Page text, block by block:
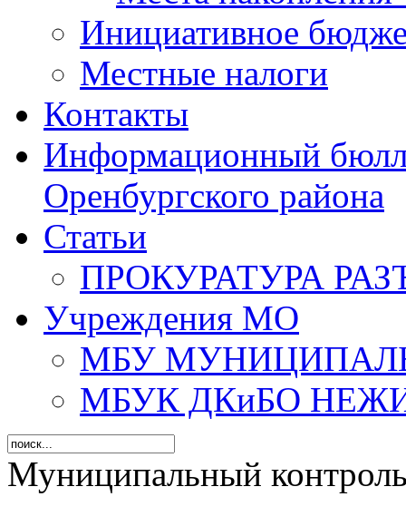
Инициативное
Местные налоги
Контакты
Информационный
Оренбургского района
Статьи
ПРОКУРАТУРА
Учреждения МО
МБУ
МБУК ДКиБО
Муниципальный